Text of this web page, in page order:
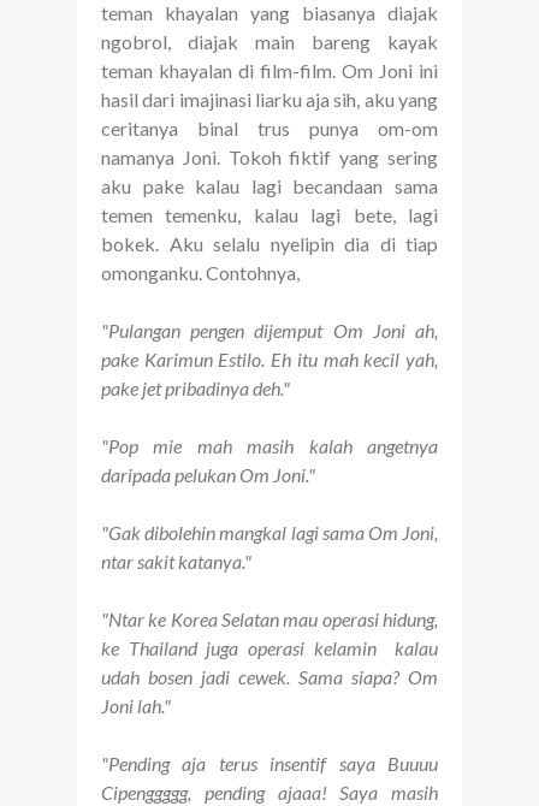
teman khayalan yang biasanya diajak
ngobrol, diajak main bareng kayak
teman khayalan di film-film. Om Joni ini
hasil dari imajinasi liarku aja sih, aku yang
ceritanya binal trus punya om-om
namanya Joni. Tokoh fiktif yang sering
aku pake kalau lagi becandaan sama
temen temenku, kalau lagi bete, lagi
bokek. Aku selalu nyelipin dia di tiap
omonganku. Contohnya,
"Pulangan pengen dijemput Om Joni ah,
pake Karimun Estilo. Eh itu mah kecil yah,
pake jet pribadinya deh."
"Pop mie mah masih kalah angetnya
daripada pelukan Om Joni."
"Gak dibolehin mangkal lagi sama Om Joni,
ntar sakit katanya."
"Ntar ke Korea Selatan mau operasi hidung,
ke Thailand juga operasi kelamin kalau
udah bosen jadi cewek. Sama siapa? Om
Joni lah."
"Pending aja terus insentif saya Buuuu
Cipenggggg, pending ajaaa! Saya masih